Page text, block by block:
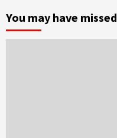
You may have missed